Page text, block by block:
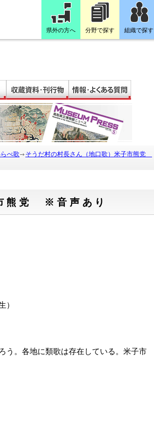
県外の方へ 分野で探す 組織で探す
べ歌
そうだ村の村長さん（地口歌）米子市熊党
熊党 ※音声あり
）
う。各地に類歌は存在している。米子市